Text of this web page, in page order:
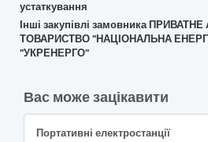
устаткування
Інші закупівлі замовника
ТОВАРИСТВО "НАЦІОНАЛЬНА
"УКРЕНЕРГО"
Вас може зацікавити
Портативні електростанції